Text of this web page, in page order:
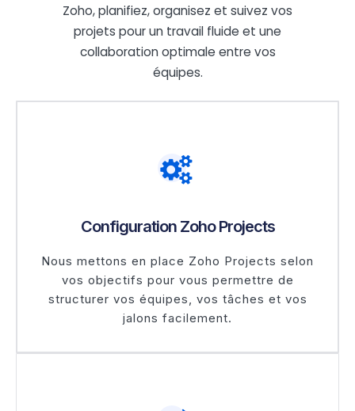
Zoho, planifiez, organisez et suivez vos
projets pour un travail fluide et une
collaboration optimale entre vos
équipes.
Configuration Zoho Projects
Nous mettons en place Zoho Projects selon
vos objectifs pour vous permettre de
structurer vos équipes, vos tâches et vos
jalons facilement.